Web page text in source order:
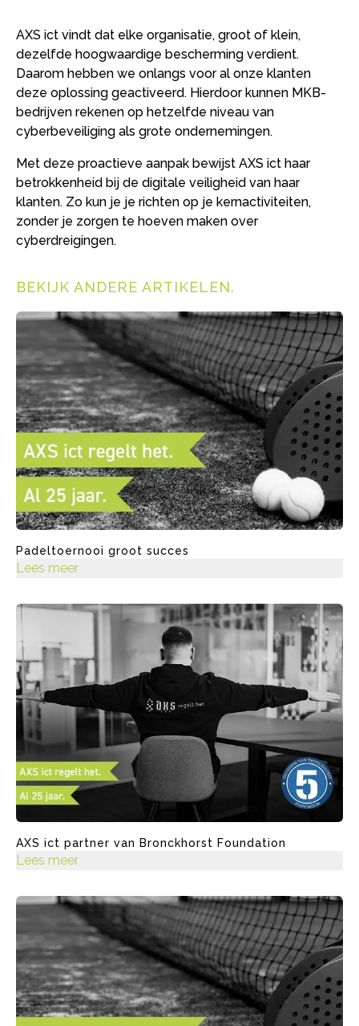
AXS ict vindt dat elke organisatie, groot of klein,
dezelfde hoogwaardige bescherming verdient.
Daarom hebben we onlangs voor al onze klanten
deze oplossing geactiveerd. Hierdoor kunnen MKB-
bedrijven rekenen op hetzelfde niveau van
cyberbeveiliging als grote ondernemingen.
Met deze proactieve aanpak bewijst AXS ict haar
betrokkenheid bij de digitale veiligheid van haar
klanten. Zo kun je je richten op je kernactiviteiten,
zonder je zorgen te hoeven maken over
cyberdreigingen.
BEKIJK ANDERE ARTIKELEN.
Padeltoernooi groot succes
Lees meer
AXS ict partner van Bronckhorst Foundation
Lees meer